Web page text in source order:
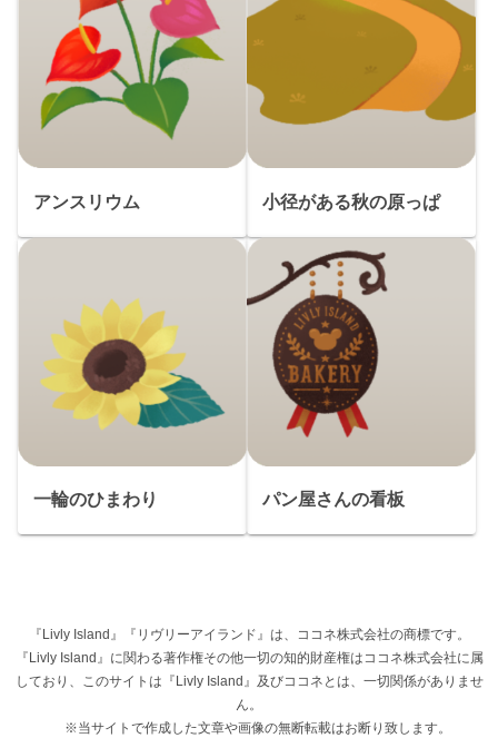
アンスリウム 小径がある秋の原っぱ
一輪のひまわり パン屋さんの看板
『Livly Island』『リヴリーアイランド』は、ココネ株式会社の商標です。
『Livly Island』に関わる著作権その他一切の知的財産権はココネ株式会社に属
しており、このサイトは『Livly Island』及びココネとは、一切関係がありませ
ん。
※当サイトで作成した文章や画像の無断転載はお断り致します。